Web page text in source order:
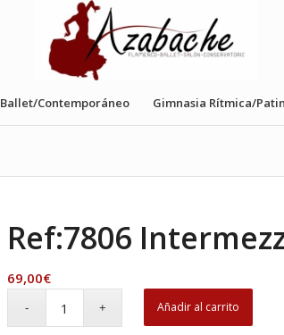
Ballet/Contemporáneo Gimnasia Rítmica/
Ref:7806
69,00€
Añadir al carrito